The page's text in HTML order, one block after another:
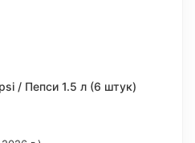
/ Пепси 1.5 л (6 штук)